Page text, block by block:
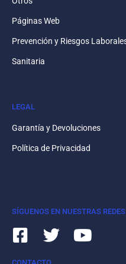
Páginas Web
Prevención y Riesgos
Sanitaria
LEGAL
Garantía y Devoluciones
Política de Privacidad
SÍGUENOS EN NUESTRAS REDES